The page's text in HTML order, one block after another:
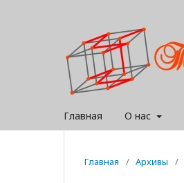
Главная О нас
Главная / Архивы /